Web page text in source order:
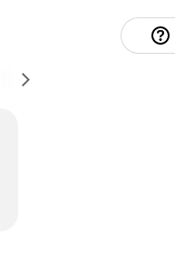
Экономика и финансы